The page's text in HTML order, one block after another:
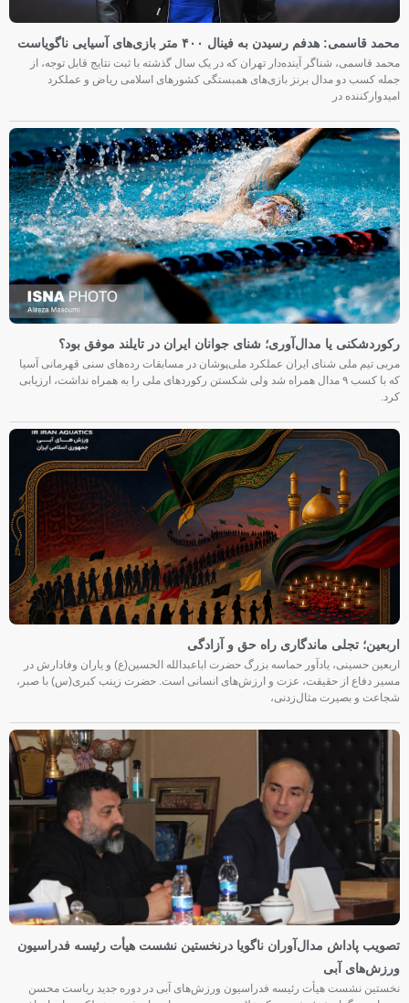
محمد قاسمی: هدفم رسیدن به فینال ۴۰۰ متر بازی‌های آسیایی ناگویاست
محمد قاسمی، شناگر آینده‌دار تهران که در یک سال گذشته با ثبت نتایج قابل توجه، از
جمله کسب دو مدال برنز بازی‌های همبستگی کشورهای اسلامی ریاض و عملکرد
امیدوارکننده در
رکوردشکنی یا مدال‌آوری؛ شنای جوانان ایران در تایلند موفق بود؟
مربی تیم ملی شنای ایران عملکرد ملی‌پوشان در مسابقات رده‌های سنی قهرمانی آسیا
که با کسب ۹ مدال همراه شد ولی شکستن رکوردهای ملی را به همراه نداشت، ارزیابی
کرد.
اربعین؛ تجلی ماندگاری راه حق و آزادگی
اربعین حسینی، یادآور حماسه بزرگ حضرت اباعبدالله الحسین(ع) و یاران وفادارش در
مسیر دفاع از حقیقت، عزت و ارزش‌های انسانی است. حضرت زینب کبری(س) با صبر،
شجاعت و بصیرت مثال‌زدنی،
تصویب پاداش مدال‌آوران ناگویا درنخستین نشست هیأت رئیسه فدراسیون
ورزش‌های آبی
نخستین نشست هیأت رئیسه فدراسیون ورزش‌های آبی در دوره جدید ریاست محسن